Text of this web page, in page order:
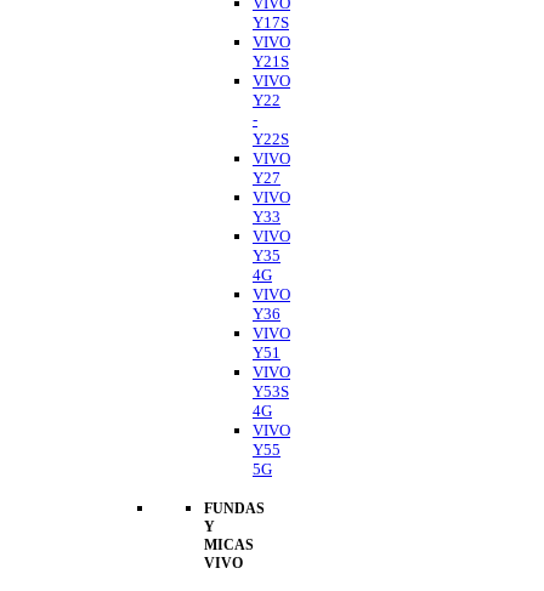
Y17S
VIVO
Y21S
VIVO
Y22
-
Y22S
VIVO
Y27
VIVO
Y33
VIVO
Y35
4G
VIVO
Y36
VIVO
Y51
VIVO
Y53S
4G
VIVO
Y55
5G
FUNDAS
Y
MICAS
VIVO